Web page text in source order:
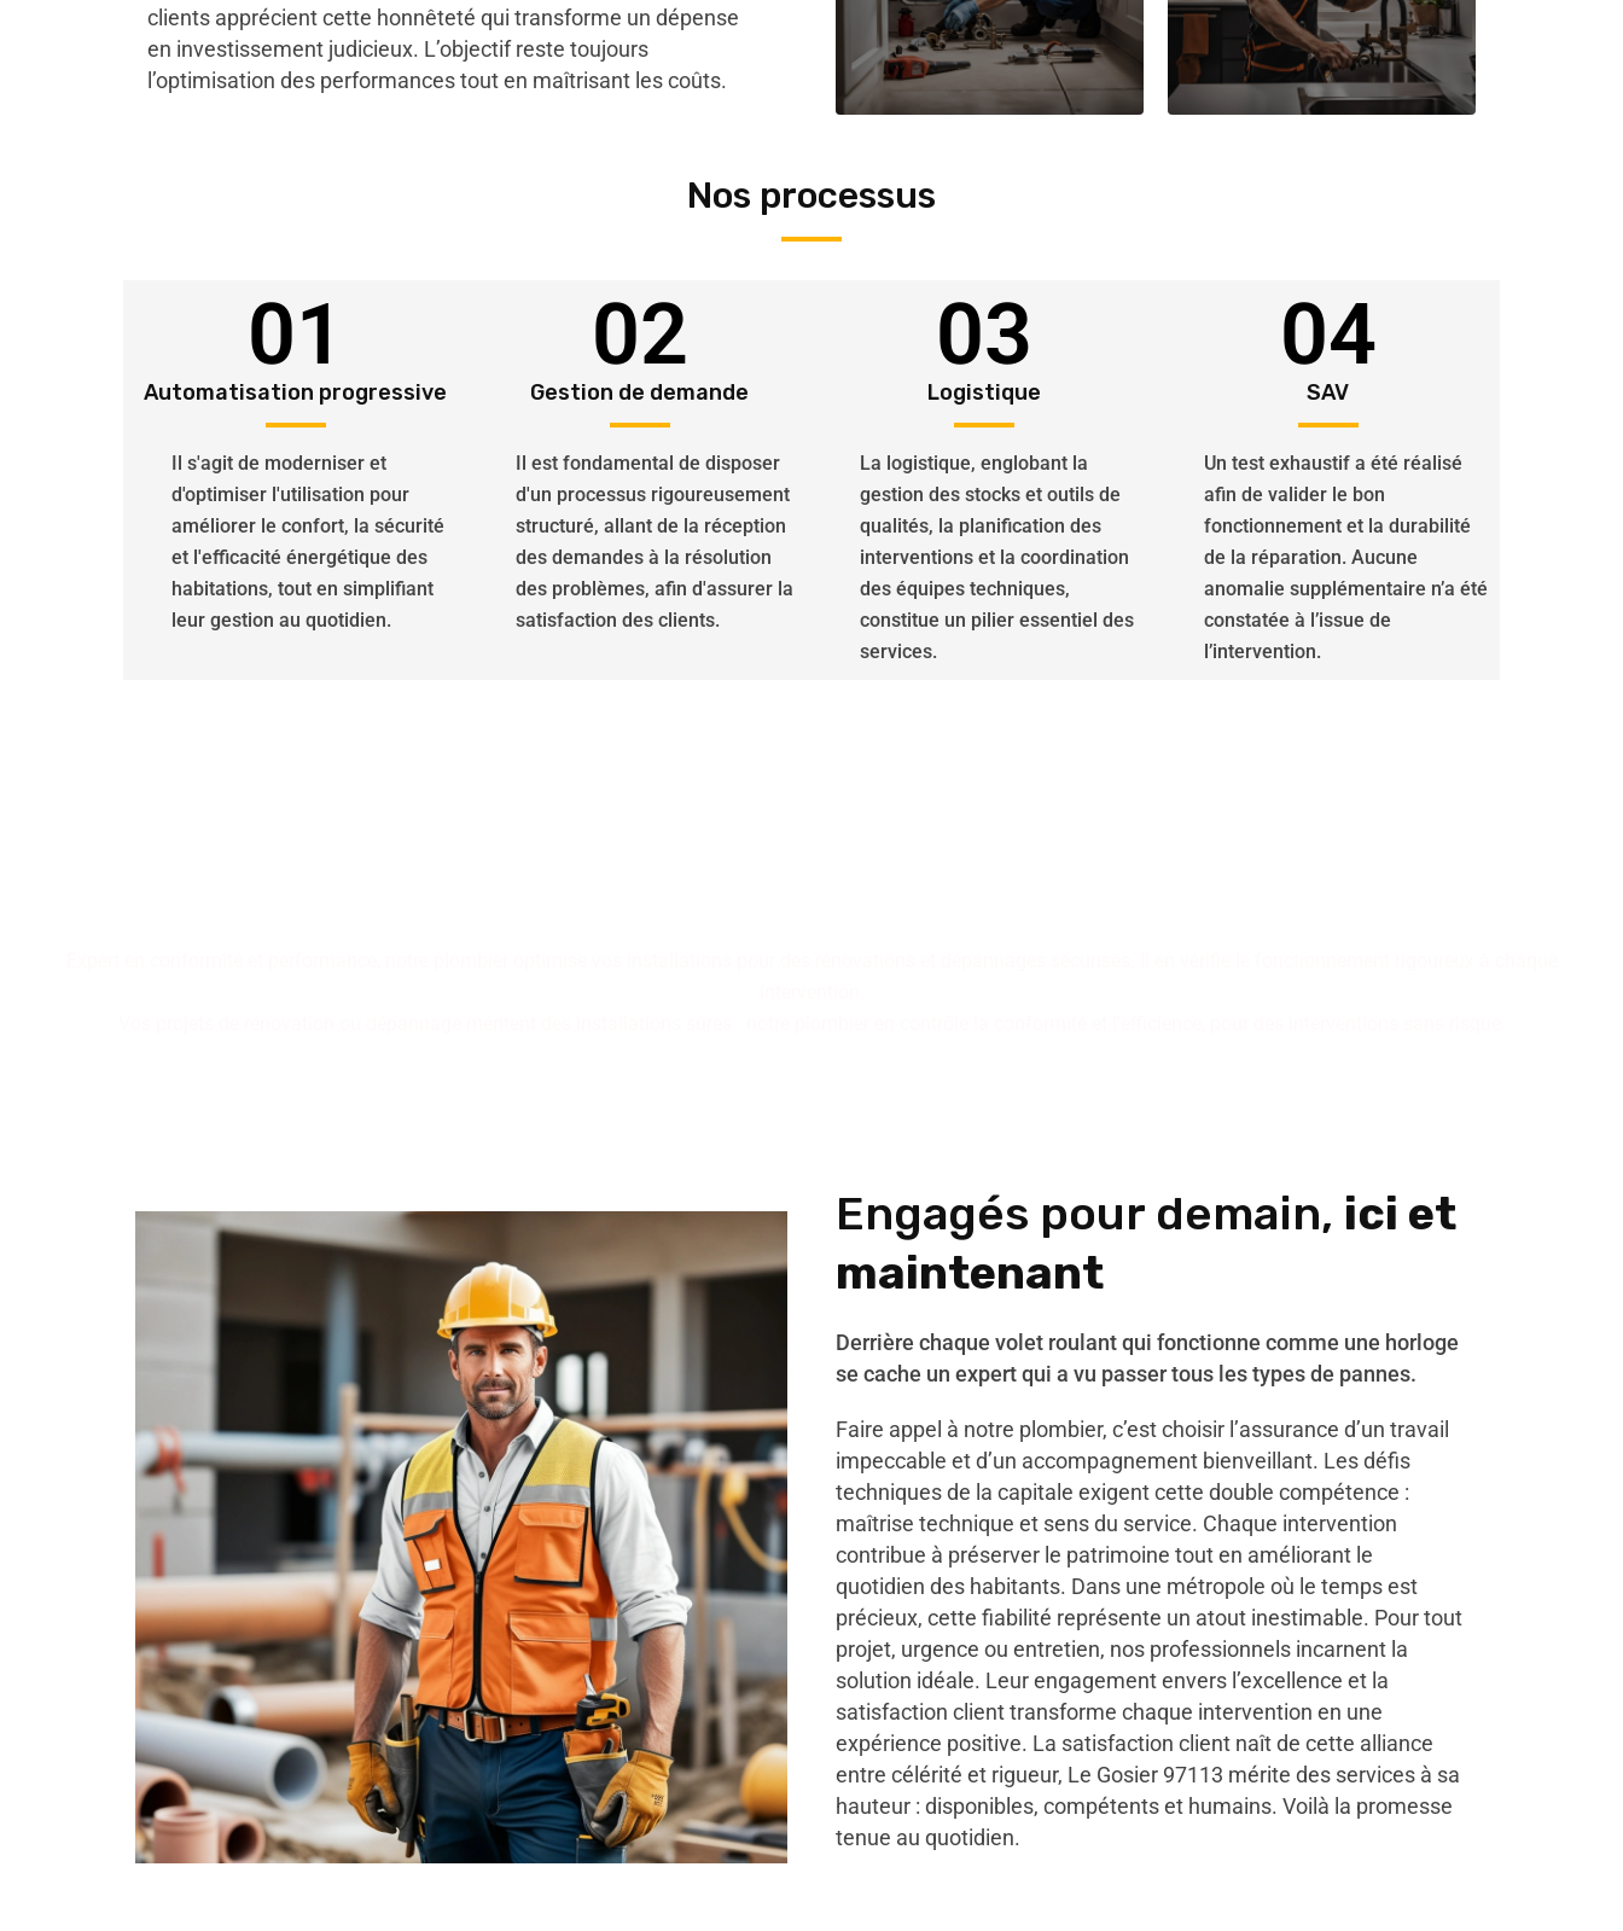
clients apprécient cette honnêteté qui transforme un dépense
en investissement judicieux. L’objectif reste toujours
l’optimisation des performances tout en maîtrisant les coûts.
Nos processus
01
Automatisation progressive
Il s'agit de moderniser et
d'optimiser l'utilisation pour
améliorer le confort, la sécurité
et l'efficacité énergétique des
habitations, tout en simplifiant
leur gestion au quotidien.
02
Gestion de demande
Il est fondamental de disposer
d'un processus rigoureusement
structuré, allant de la réception
des demandes à la résolution
des problèmes, afin d'assurer la
satisfaction des clients.
03
Logistique
La logistique, englobant la
gestion des stocks et outils de
qualités, la planification des
interventions et la coordination
des équipes techniques,
constitue un pilier essentiel des
services.
04
SAV
Un test exhaustif a été réalisé
afin de valider le bon
fonctionnement et la durabilité
de la réparation. Aucune
anomalie supplémentaire n’a été
constatée à l’issue de
l’intervention.
Engagés pour demain, ici et
maintenant
Derrière chaque volet roulant qui fonctionne comme une horloge
se cache un expert qui a vu passer tous les types de pannes.
Faire appel à notre plombier, c’est choisir l’assurance d’un travail
impeccable et d’un accompagnement bienveillant. Les défis
techniques de la capitale exigent cette double compétence :
maîtrise technique et sens du service. Chaque intervention
contribue à préserver le patrimoine tout en améliorant le
quotidien des habitants. Dans une métropole où le temps est
précieux, cette fiabilité représente un atout inestimable. Pour tout
projet, urgence ou entretien, nos professionnels incarnent la
solution idéale. Leur engagement envers l’excellence et la
satisfaction client transforme chaque intervention en une
expérience positive. La satisfaction client naît de cette alliance
entre célérité et rigueur, Le Gosier 97113 mérite des services à sa
hauteur : disponibles, compétents et humains. Voilà la promesse
tenue au quotidien.